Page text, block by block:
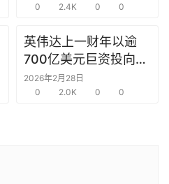
险境地”
0
2.4K 0 0
英伟达上一财年以逾
700亿美元巨资投向合
作方，竭力巩固AI芯片
需求
2026年2月28日
0
2.0K 0 0